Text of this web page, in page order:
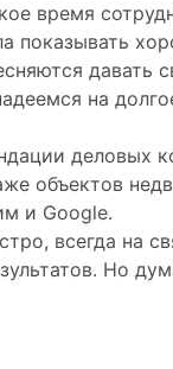
время
давать
на
деловых
объектов
и Google.
всегда на
Но